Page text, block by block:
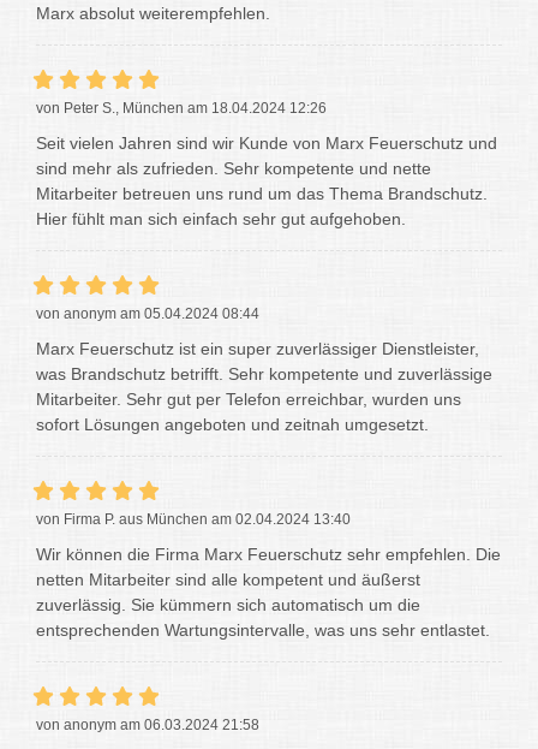
Marx absolut weiterempfehlen.
von Peter S., München am 18.04.2024 12:26
Seit vielen Jahren sind wir Kunde von Marx Feuerschutz und
sind mehr als zufrieden. Sehr kompetente und nette
Mitarbeiter betreuen uns rund um das Thema Brandschutz.
Hier fühlt man sich einfach sehr gut aufgehoben.
von anonym am 05.04.2024 08:44
Marx Feuerschutz ist ein super zuverlässiger Dienstleister,
was Brandschutz betrifft. Sehr kompetente und zuverlässige
Mitarbeiter. Sehr gut per Telefon erreichbar, wurden uns
sofort Lösungen angeboten und zeitnah umgesetzt.
von Firma P. aus München am 02.04.2024 13:40
Wir können die Firma Marx Feuerschutz sehr empfehlen. Die
netten Mitarbeiter sind alle kompetent und äußerst
zuverlässig. Sie kümmern sich automatisch um die
entsprechenden Wartungsintervalle, was uns sehr entlastet.
von anonym am 06.03.2024 21:58